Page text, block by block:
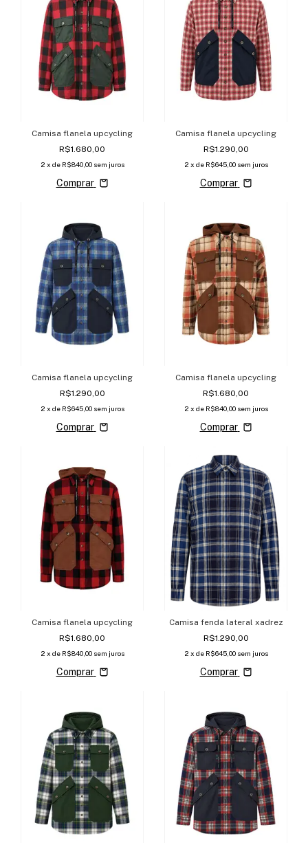
Camisa flanela upcycling
R$1.680,00
2 x de R$840,00 sem juros
Comprar
Camisa flanela upcycling
R$1.290,00
2 x de R$645,00 sem juros
Comprar
Camisa flanela upcycling
R$1.290,00
2 x de R$645,00 sem juros
Comprar
Camisa flanela upcycling
R$1.680,00
2 x de R$840,00 sem juros
Comprar
Camisa flanela upcycling
R$1.680,00
2 x de R$840,00 sem juros
Comprar
Camisa fenda lateral xadrez
R$1.290,00
2 x de R$645,00 sem juros
Comprar